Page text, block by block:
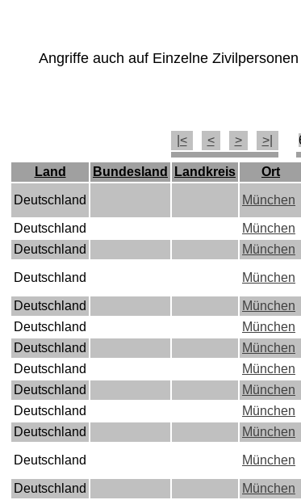
Angriffe auch auf Einzelne
|< < > >|
Land Bundesland Landkreis Ort
Deutschland München
Deutschland München
Deutschland
München
Deutschland München
Deutschland München
Deutschland
München
Deutschland
München
Deutschland
München
Deutschland
München
Deutschland
München
Deutschland
München
Deutschland München
Deutschland
München